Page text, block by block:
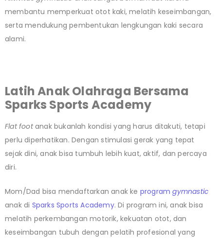
membantu memperkuat otot kaki, melatih keseimbangan,
serta mendukung pembentukan lengkungan kaki secara
alami.
Latih Anak Olahraga Bersama
Sparks Sports Academy
Flat footanak bukanlah kondisi yang harus ditakuti, tetapi
perlu diperhatikan. Dengan stimulasi gerak yang tepat
sejak dini, anak bisa tumbuh lebih kuat, aktif, dan percaya
diri.
Mom/Dad bisa mendaftarkan anak ke programgymnastic
anak di Sparks Sports Academy. Di program ini, anak bisa
melatih perkembangan motorik, kekuatan otot, dan
keseimbangan tubuh dengan pelatih profesional yang